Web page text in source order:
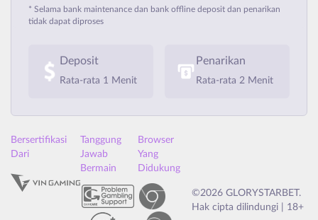
* Selama bank maintenance dan bank offline deposit dan penarikan
tidak dapat diproses
Deposit
Rata-rata 1 Menit
Penarikan
Rata-rata 2 Menit
Bersertifikasi
Dari
Tanggung
Jawab
Bermain
Browser
Yang
Didukung
©2026 GLORYSTARBET.
Hak cipta dilindungi | 18+